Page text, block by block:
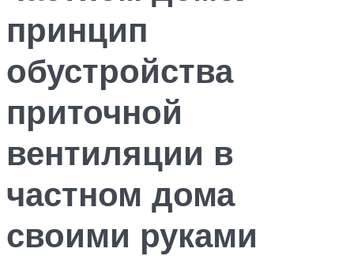
принцип
обустройства
приточной
вентиляции в
частном дома
своими руками